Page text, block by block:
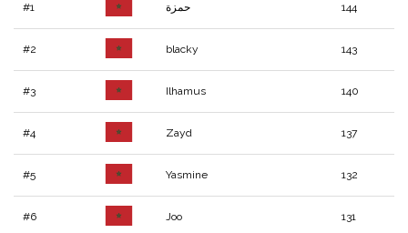
#1 حمزة 144
#2 blacky 143
#3 Ilhamus 140
#4 Zayd 137
#5 Yasmine 132
#6 Joo 131